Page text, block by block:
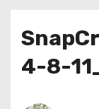
4-8-